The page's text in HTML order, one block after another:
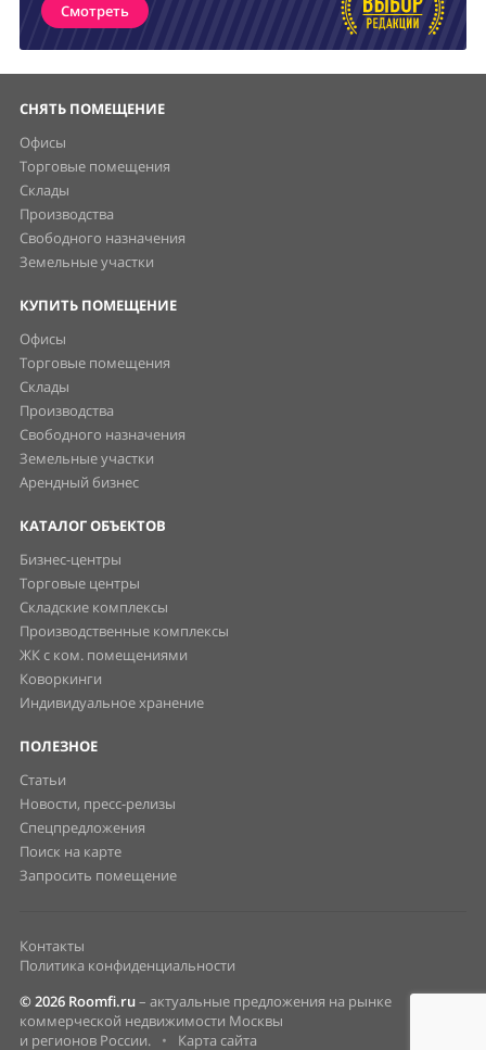
Смотреть
СНЯТЬ ПОМЕЩЕНИЕ
Офисы
Торговые помещения
Склады
Производства
Свободного назначения
Земельные участки
КУПИТЬ ПОМЕЩЕНИЕ
Офисы
Торговые помещения
Склады
Производства
Свободного назначения
Земельные участки
Арендный бизнес
КАТАЛОГ ОБЪЕКТОВ
Бизнес-центры
Торговые центры
Складские комплексы
Производственные комплексы
ЖК с ком. помещениями
Коворкинги
Индивидуальное хранение
ПОЛЕЗНОЕ
Статьи
Новости, пресс-релизы
Спецпредложения
Поиск на карте
Запросить помещение
Контакты
Политика конфиденциальности
© 2026 Roomfi.ru– актуальные предложения на рынке
коммерческой недвижимости Москвы
и регионов России.
• Карта сайта